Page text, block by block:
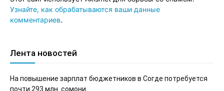
Узнайте, как обрабатываются ваши данные
комментариев.
Лента новостей
На повышение зарплат бюджетников в Согде потребуется
почти 293 млн. сомони